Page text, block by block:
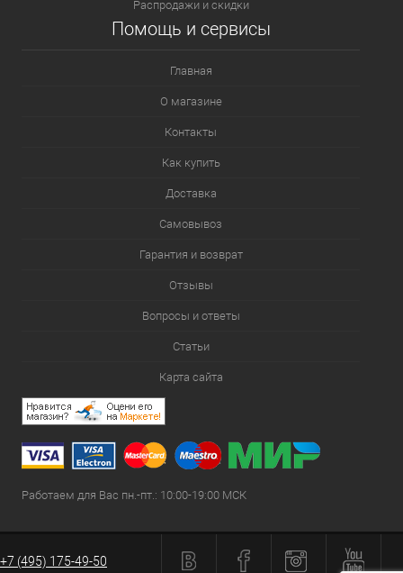
Распродажи и скидки
Помощь и сервисы
Главная
О магазине
Контакты
Как купить
Доставка
Самовывоз
Гарантия и возврат
Отзывы
Вопросы и ответы
Статьи
Карта сайта
Работаем для Вас пн.-пт.: 10:00-19:00 МСК
+7 (495) 175-49-50